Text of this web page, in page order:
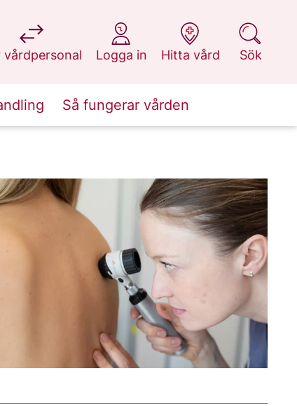
vårdpersonal
på 1177.se
Logga in
på 1177.se
Hitta vård
på 1177.se
Sök
på 1177.se
Så fungerar vården